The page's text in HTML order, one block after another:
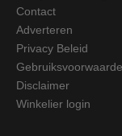
Contact
Adverteren
Privacy Beleid
Disclaimer
Winkelier login